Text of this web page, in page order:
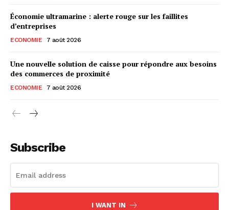
Économie ultramarine : alerte rouge sur les faillites
d’entreprises
ECONOMIE 7 août 2026
Une nouvelle solution de caisse pour répondre aux besoins
des commerces de proximité
ECONOMIE 7 août 2026
Subscribe
I WANT IN